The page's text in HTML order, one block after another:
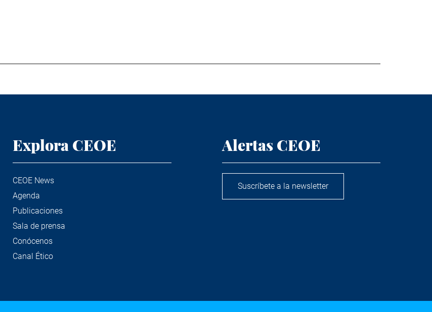
Explora CEOE
CEOE News
Agenda
Publicaciones
Sala de prensa
Conócenos
Canal Ético
Alertas CEOE
Suscríbete a la newsletter